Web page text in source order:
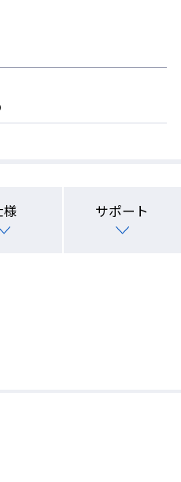
様 サポート